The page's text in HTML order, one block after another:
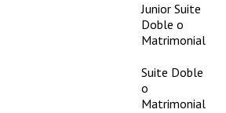
Junior Suite
Doble o
Matrimonial
Suite Doble
o
Matrimonial